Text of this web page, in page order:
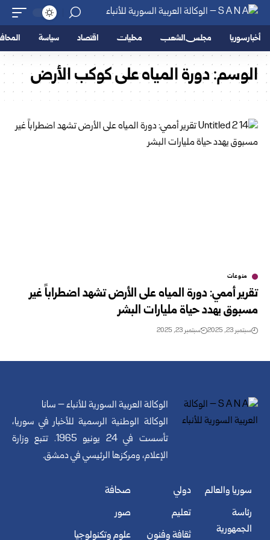
أخبار سوريا مجلس الشعب محليات اقتصاد سياسة
الوسم:دورة المياه على كوكب الأرض
منوعات
تقرير أممي: دورة المياه على الأرض تشهد اضطراباً غير
مسبوق يهدد حياة مليارات البشر
سبتمبر 23, 2025 سبتمبر 23, 2025
الوكالة العربية السورية للأنباء – سانا
الوكالة الوطنية الرسمية للأخبار في سوريا،
تأسست في 24 يونيو 1965. تتبع وزارة
الإعلام، ومركزها الرئيسي في دمشق.
سوريا والعالم
رئاسة
الجمهورية
دولي
تعليم
ثقافة وفنون
صحافة
صور
علوم وتكنولوجيا